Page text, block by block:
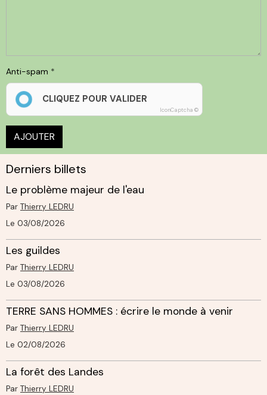
Anti-spam
CLIQUEZ POUR VALIDER
IconCaptcha ©
AJOUTER
Derniers billets
Le problème majeur de l'eau
Par Thierry LEDRU
Le 03/08/2026
Les guildes
Par Thierry LEDRU
Le 03/08/2026
TERRE SANS HOMMES : écrire le monde à venir
Par Thierry LEDRU
Le 02/08/2026
La forêt des Landes
Par Thierry LEDRU